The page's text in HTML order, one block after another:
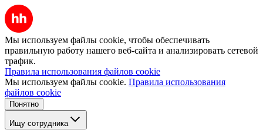
Мы используем файлы cookie, чтобы обеспечивать
правильную работу нашего веб-сайта и анализировать сетевой
трафик.
Правила использования файлов cookie
Мы используем файлы cookie. Правила использования
файлов cookie
Понятно
Ищу сотрудника